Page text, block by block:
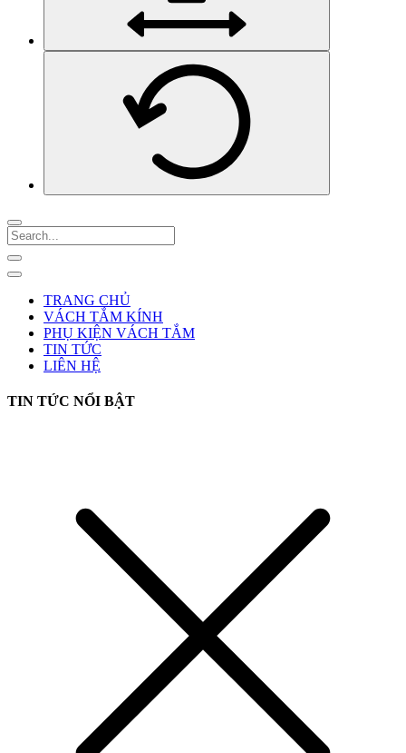
TRANG CHỦ
VÁCH TẮM KÍNH
PHỤ KIỆN VÁCH TẮM
TIN TỨC
LIÊN HỆ
TIN TỨC NỔI BẬT